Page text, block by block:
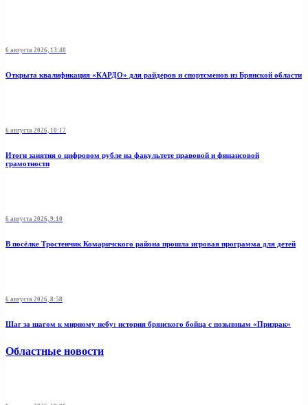
6 августа 2026, 13:48
Открыта квалификация «КАРДО» для райдеров и спортсменов из Брянской области
6 августа 2026, 10:17
Итоги занятия о цифровом рубле на факультете правовой и финансовой
грамотности
6 августа 2026, 9:10
В посёлке Тростенчик Комаричского района прошла игровая программа для детей
6 августа 2026, 8:58
Шаг за шагом к мирному небу: история брянского бойца с позывным «Призрак»
Областные новости